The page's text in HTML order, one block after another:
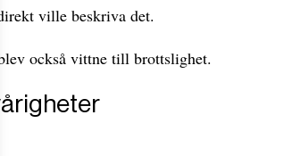
direkt ville beskriva det.
också vittne till brottslighet.